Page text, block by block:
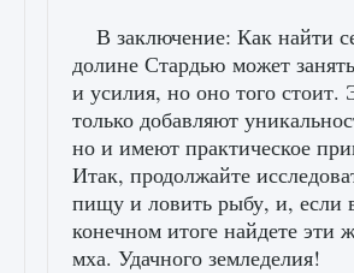
В заключение: Как найти
долине Стардью может
и усилия, но оно того стоит.
только добавляют
но и имеют практическое
Итак, продолжайте
пищу и ловить рыбу, и, если
конечном итоге найдете эти
мха. Удачного земледелия!